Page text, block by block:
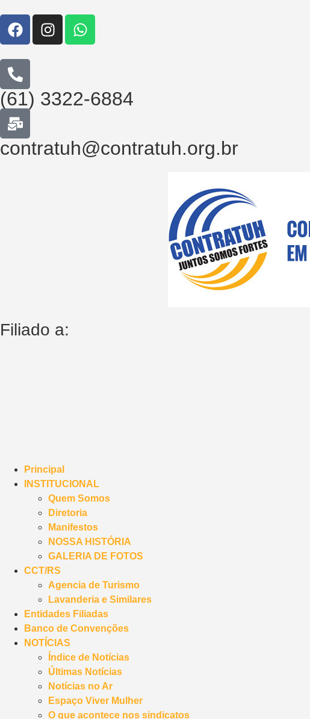
(61) 3322-6884
contratuh@contratuh.org.br
Filiado a:
Principal
INSTITUCIONAL
Quem Somos
Diretoria
Manifestos
NOSSA HISTÓRIA
GALERIA DE FOTOS
CCT/RS
Agencia de Turismo
Lavanderia e Similares
Entidades Filiadas
Banco de Convenções
NOTÍCIAS
Índice de Notícias
Últimas Notícias
Notícias no Ar
Espaço Viver Mulher
O que acontece nos sindicatos